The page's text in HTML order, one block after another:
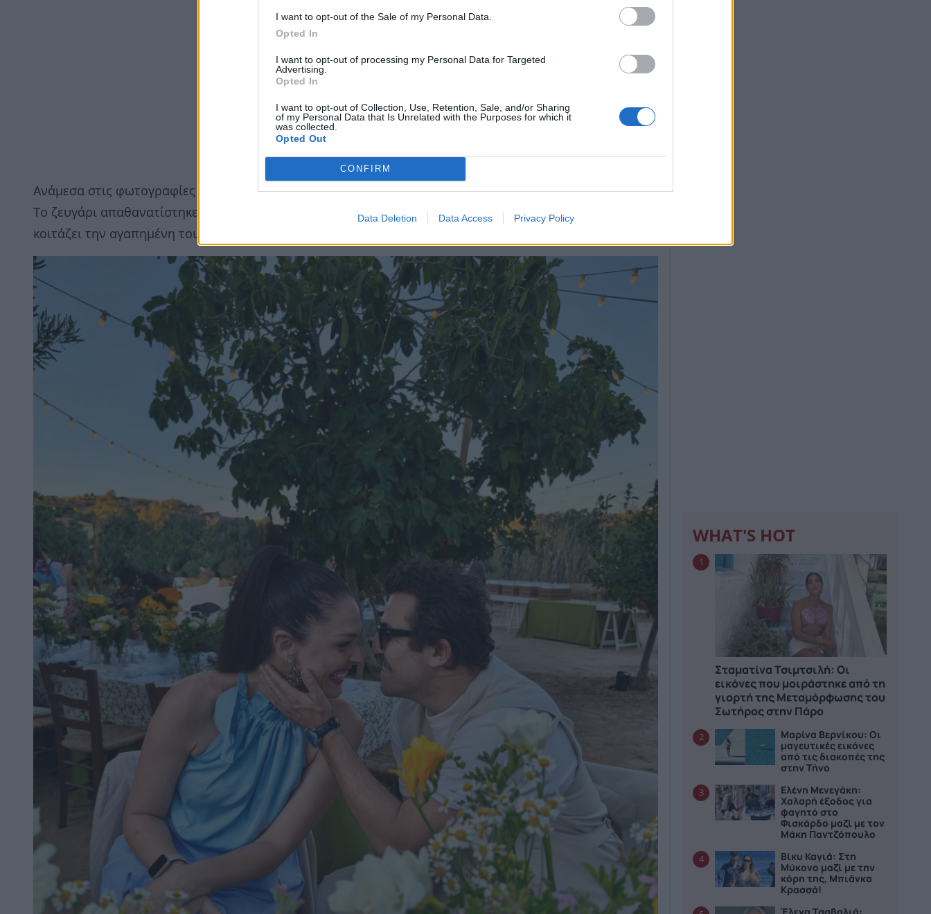
I want to opt-out of the Sale of my Personal Data.
Opted In
I want to opt-out of processing my Personal Data for Targeted
Advertising.
Opted In
I want to opt-out of Collection, Use, Retention, Sale, and/or Sharing
of my Personal Data that Is Unrelated with the Purposes for which it
was collected.
Opted Out
CONFIRM
Data Deletion Data Access Privacy Policy
Ανάμεσα στις φωτογραφίες που ανάρτησε, ξεχώρισε και το τρυφερό στιγμιότυπο με τον Κίμωνα Κουρή.
Το ζευγάρι απαθανατίστηκε καθισμένο σε τραπέζι, περιτριγυρισμένο από λουλούδια, με τον ηθοποιό να
κοιτάζει την αγαπημένη του και να της κρατά τρυφερά το πρόσωπο.
WHAT'S HOT
1
Σταματίνα Τσιμτσιλή: Οι
εικόνες που μοιράστηκε από τη
γιορτή της Μεταμόρφωσης του
Σωτήρος στην Πάρο
2
Μαρίνα Βερνίκου: Οι
μαγευτικές εικόνες
από τις διακοπές της
στην Τήνο
3
Ελένη Μενεγάκη:
Χαλαρή έξοδος για
φαγητό στο
Φισκάρδο μαζί με τον
Μάκη Παντζόπουλο
4
Βίκυ Καγιά: Στη
Μύκονο μαζί με την
κόρη της, Μπιάνκα
Κρασσά!